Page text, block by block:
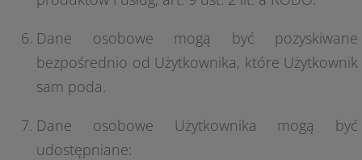
Dane osobowe mogą być pozyskiwane
bezpośrednio od Użytkownika, które Użytkownik
sam poda.
Dane osobowe Użytkownika mogą być
udostępniane: